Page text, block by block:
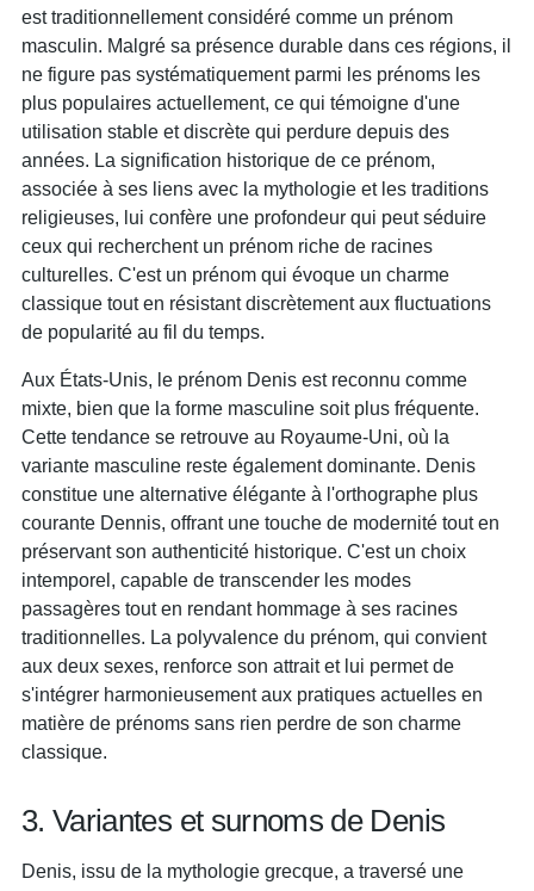
est traditionnellement considéré comme un prénom
masculin. Malgré sa présence durable dans ces régions, il
ne figure pas systématiquement parmi les prénoms les
plus populaires actuellement, ce qui témoigne d'une
utilisation stable et discrète qui perdure depuis des
années. La signification historique de ce prénom,
associée à ses liens avec la mythologie et les traditions
religieuses, lui confère une profondeur qui peut séduire
ceux qui recherchent un prénom riche de racines
culturelles. C'est un prénom qui évoque un charme
classique tout en résistant discrètement aux fluctuations
de popularité au fil du temps.
Aux États-Unis, le prénom Denis est reconnu comme
mixte, bien que la forme masculine soit plus fréquente.
Cette tendance se retrouve au Royaume-Uni, où la
variante masculine reste également dominante. Denis
constitue une alternative élégante à l'orthographe plus
courante Dennis, offrant une touche de modernité tout en
préservant son authenticité historique. C'est un choix
intemporel, capable de transcender les modes
passagères tout en rendant hommage à ses racines
traditionnelles. La polyvalence du prénom, qui convient
aux deux sexes, renforce son attrait et lui permet de
s'intégrer harmonieusement aux pratiques actuelles en
matière de prénoms sans rien perdre de son charme
classique.
3. Variantes et surnoms de Denis
Denis, issu de la mythologie grecque, a traversé une